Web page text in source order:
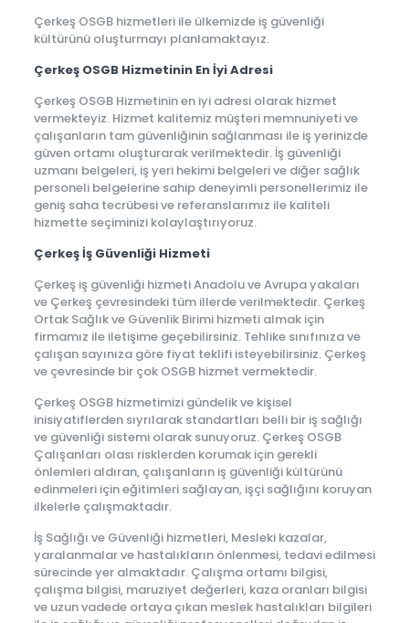
Çerkeş OSGB hizmetleri ile ülkemizde iş güvenliği
kültürünü oluşturmayı planlamaktayız.
Çerkeş OSGB Hizmetinin En İyi Adresi
Çerkeş OSGB Hizmetinin en iyi adresi olarak hizmet
vermekteyiz. Hizmet kalitemiz müşteri memnuniyeti ve
çalışanların tam güvenliğinin sağlanması ile iş yerinizde
güven ortamı oluşturarak verilmektedir. İş güvenliği
uzmanı belgeleri, iş yeri hekimi belgeleri ve diğer sağlık
personeli belgelerine sahip deneyimli personellerimiz ile
geniş saha tecrübesi ve referanslarımız ile kaliteli
hizmette seçiminizi kolaylaştırıyoruz.
Çerkeş İş Güvenliği Hizmeti
Çerkeş iş güvenliği hizmeti Anadolu ve Avrupa yakaları
ve Çerkeş çevresindeki tüm illerde verilmektedir. Çerkeş
Ortak Sağlık ve Güvenlik Birimi hizmeti almak için
firmamız ile iletişime geçebilirsiniz. Tehlike sınıfınıza ve
çalışan sayınıza göre fiyat teklifi isteyebilirsiniz. Çerkeş
ve çevresinde bir çok OSGB hizmet vermektedir.
Çerkeş OSGB hizmetimizi gündelik ve kişisel
inisiyatiflerden sıyrılarak standartları belli bir iş sağlığı
ve güvenliği sistemi olarak sunuyoruz. Çerkeş OSGB
Çalışanları olası risklerden korumak için gerekli
önlemleri aldıran, çalışanların iş güvenliği kültürünü
edinmeleri için eğitimleri sağlayan, işçi sağlığını koruyan
ilkelerle çalışmaktadır.
İş Sağlığı ve Güvenliği hizmetleri, Mesleki kazalar,
yaralanmalar ve hastalıkların önlenmesi, tedavi edilmesi
sürecinde yer almaktadır. Çalışma ortamı bilgisi,
çalışma bilgisi, maruziyet değerleri, kaza oranları bilgisi
ve uzun vadede ortaya çıkan meslek hastalıkları bilgileri